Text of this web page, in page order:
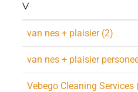
V
van nes + plaisier (2)
van nes + plaisier
Vebego Cleaning Services